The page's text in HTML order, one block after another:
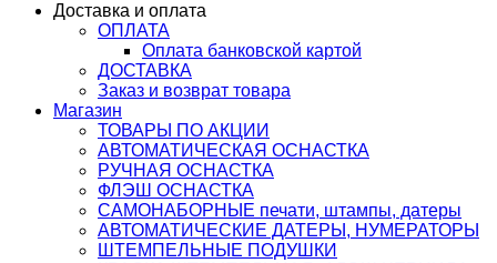
Доставка и оплата
ОПЛАТА
Оплата банковской картой
ДОСТАВКА
Заказ и возврат товара
Магазин
ТОВАРЫ ПО АКЦИИ
АВТОМАТИЧЕСКАЯ ОСНАСТКА
РУЧНАЯ ОСНАСТКА
ФЛЭШ ОСНАСТКА
САМОНАБОРНЫЕ печати, штампы, датеры
АВТОМАТИЧЕСКИЕ ДАТЕРЫ, НУМЕРАТОРЫ
ШТЕМПЕЛЬНЫЕ ПОДУШКИ